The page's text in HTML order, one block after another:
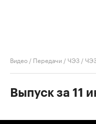
Видео / Передачи /ЧЭЗ /
Выпуск за 11